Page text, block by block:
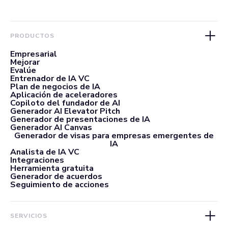
PRODUCTOS
Empresarial
Mejorar
Evalúe
Entrenador de IA VC
Plan de negocios de IA
Aplicación de aceleradores
Copiloto del fundador de AI
Generador AI Elevator Pitch
Generador de presentaciones de IA
Generador AI Canvas
Generador de visas para empresas emergentes de
IA
Analista de IA VC
Integraciones
Herramienta gratuita
Generador de acuerdos
Seguimiento de acciones
SERVICIOS